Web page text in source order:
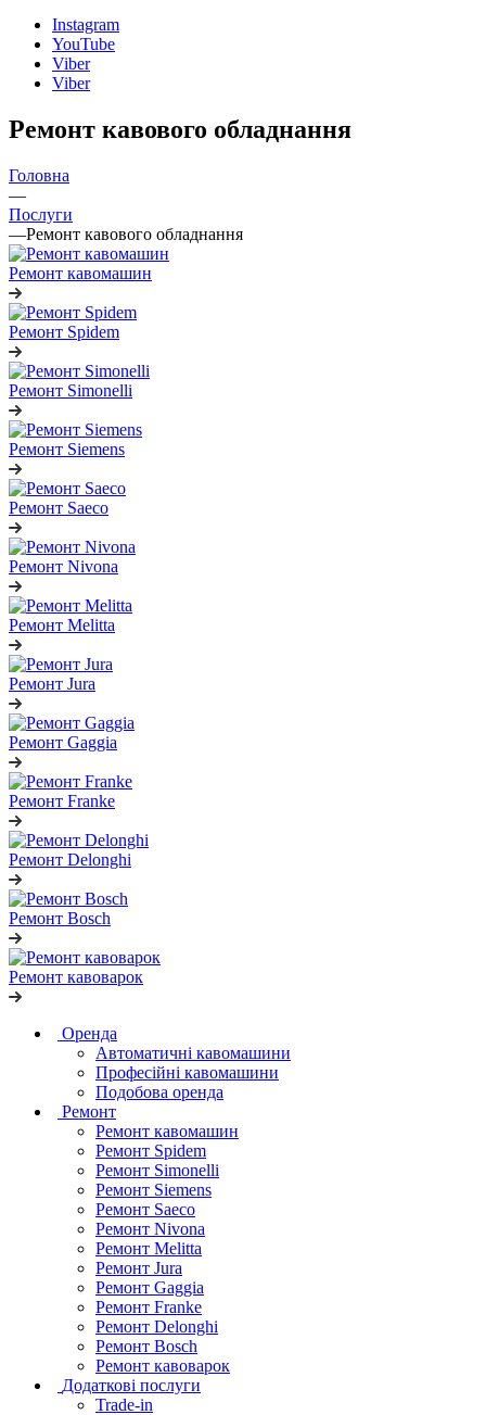
Instagram
YouTube
Viber
Viber
Ремонт кавового обладнання
Головна
—
Послуги
—Ремонт кавового обладнання
Ремонт кавомашин
Ремонт Spidem
Ремонт Simonelli
Ремонт Siemens
Ремонт Saeco
Ремонт Nivona
Ремонт Melitta
Ремонт Jura
Ремонт Gaggia
Ремонт Franke
Ремонт Delonghi
Ремонт Bosch
Ремонт кавоварок
Оренда
Автоматичні кавомашини
Професійні кавомашини
Подобова оренда
Ремонт
Ремонт кавомашин
Ремонт Spidem
Ремонт Simonelli
Ремонт Siemens
Ремонт Saeco
Ремонт Nivona
Ремонт Melitta
Ремонт Jura
Ремонт Gaggia
Ремонт Franke
Ремонт Delonghi
Ремонт Bosch
Ремонт кавоварок
Додаткові послуги
Trade-in